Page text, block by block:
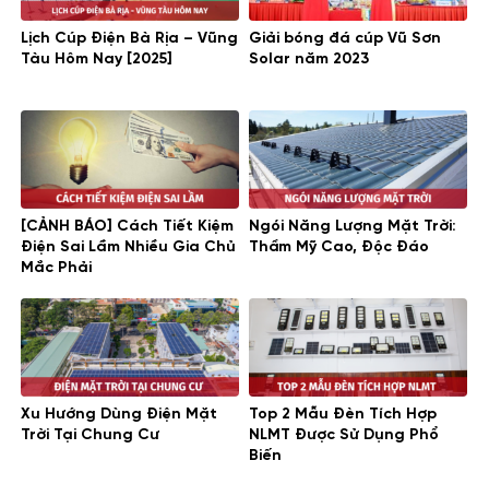
Lịch Cúp Điện Bà Rịa – Vũng
Tàu Hôm Nay [2025]
Giải bóng đá cúp Vũ Sơn
Solar năm 2023
[CẢNH BÁO] Cách Tiết Kiệm
Điện Sai Lầm Nhiều Gia Chủ
Mắc Phải
Ngói Năng Lượng Mặt Trời:
Thẩm Mỹ Cao, Độc Đáo
Xu Hướng Dùng Điện Mặt
Trời Tại Chung Cư
Top 2 Mẫu Đèn Tích Hợp
NLMT Được Sử Dụng Phổ
Biến